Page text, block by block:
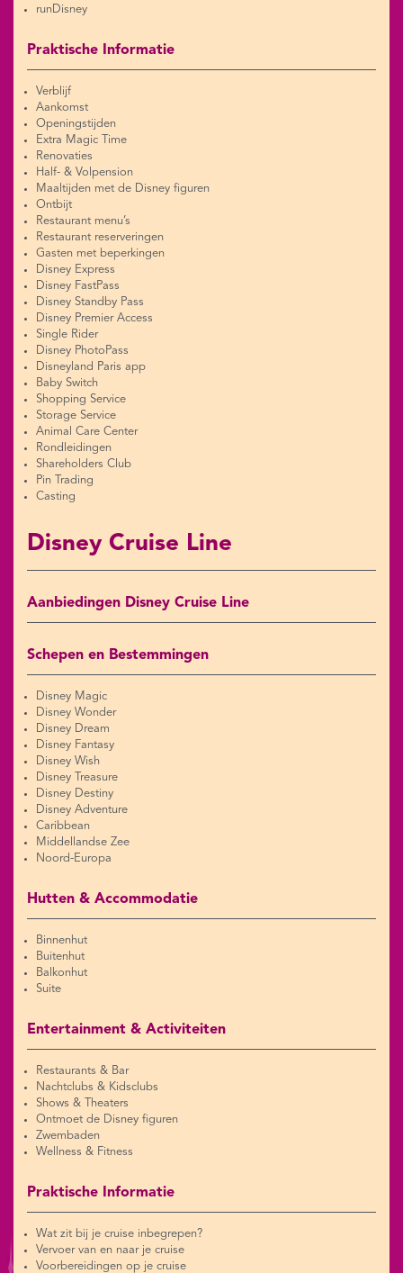
runDisney
Praktische Informatie
Verblijf
Aankomst
Openingstijden
Extra Magic Time
Renovaties
Half- & Volpension
Maaltijden met de Disney figuren
Ontbijt
Restaurant menu’s
Restaurant reserveringen
Gasten met beperkingen
Disney Express
Disney FastPass
Disney Standby Pass
Disney Premier Access
Single Rider
Disney PhotoPass
Disneyland Paris app
Baby Switch
Shopping Service
Storage Service
Animal Care Center
Rondleidingen
Shareholders Club
Pin Trading
Casting
Disney Cruise Line
Aanbiedingen Disney Cruise Line
Schepen en Bestemmingen
Disney Magic
Disney Wonder
Disney Dream
Disney Fantasy
Disney Wish
Disney Treasure
Disney Destiny
Disney Adventure
Caribbean
Middellandse Zee
Noord-Europa
Hutten & Accommodatie
Binnenhut
Buitenhut
Balkonhut
Suite
Entertainment & Activiteiten
Restaurants & Bar
Nachtclubs & Kidsclubs
Shows & Theaters
Ontmoet de Disney figuren
Zwembaden
Wellness & Fitness
Praktische Informatie
Wat zit bij je cruise inbegrepen?
Vervoer van en naar je cruise
Voorbereidingen op je cruise